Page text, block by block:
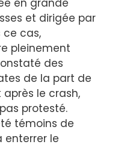
en grande
et dirigée par
ce cas,
pleinement
des
de la part de
le crash,
protesté.
témoins de
enterrer le